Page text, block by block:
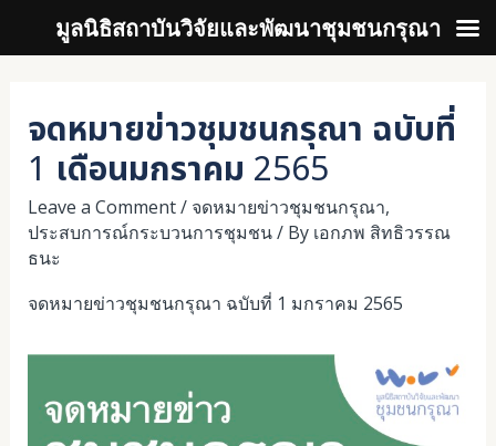
contentจดหมายข่าวชุมชนกรุณา ฉบับที่
1 เดือนมกราคม 2565
Leave a Comment/ จดหมายข่าวชุมชนกรุณา,
ประสบการณ์กระบวนการชุมชน/ By เอกภพ สิทธิวรรณ
ธนะ
จดหมายข่าวชุมชนกรุณา ฉบับที่ 1 มกราคม 2565
มูลนิธิสถาบันวิจัยและพัฒนาชุมชนกรุณา